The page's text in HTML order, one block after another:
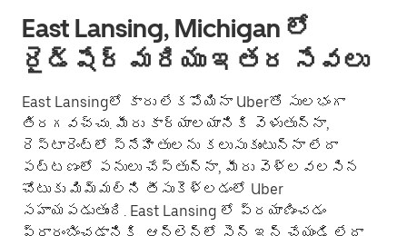
East Lansing, Michigan లో
రైడ్‌షేర్ మరియు ఇతర సేవలు
East Lansingలో కారు లేకపోయినా Uberతో సులభంగా
తిరగవచ్చు. మీరు కార్యాలయానికి వెళుతున్నా,
రెస్టారెంట్‌లో స్నేహితులను కలుసుకుంటున్నా లేదా
పట్టణంలో పనులు చేస్తున్నా, మీరు వెళ్లవలసిన
చోటుకు మిమ్మల్ని తీసుకెళ్లడంలో Uber
సహాయపడుతుంది. East Lansing లో ప్రయాణించడం